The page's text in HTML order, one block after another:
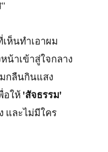
ห็นทำเอาผม
น้าเข้าสู่ใจกลาง
กลืนกินแสง
อให้ 'สัจธรรม'
และไม่มีใคร